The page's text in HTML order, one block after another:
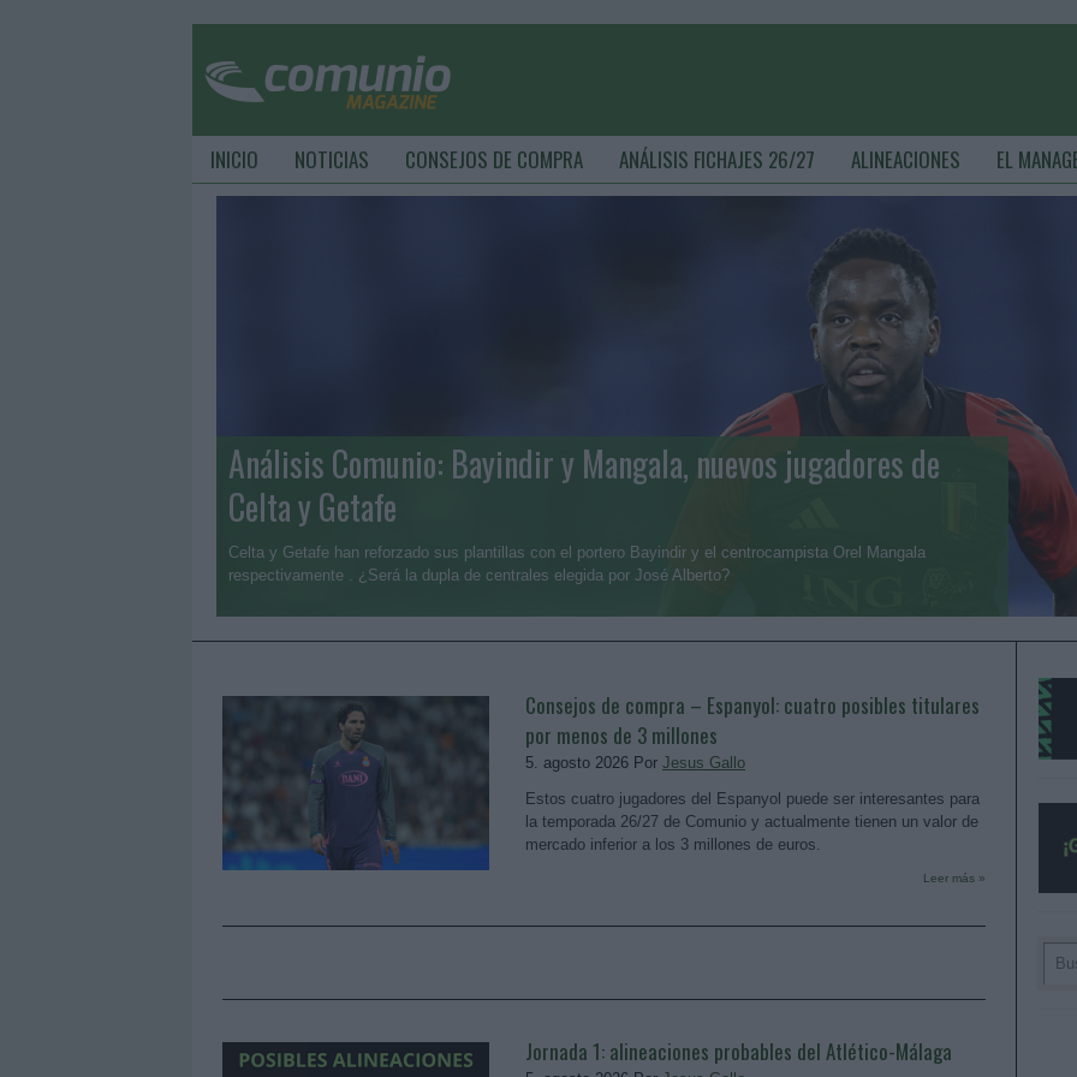
INICIO NOTICIAS CONSEJOS DE COMPRA ANÁLISIS FICHAJES 26/27 ALINEACIONES EL
Análisis Comunio: Bayindir y Mangala, nuevos jugadores de
Celta y Getafe
Celta y Getafe han reforzado sus plantillas con el portero Bayindir y el centrocampista Orel Mangala
respectivamente . ¿Será la dupla de centrales elegida por José Alberto?
Consejos de compra – Espanyol: cuatro posibles titulares
por menos de 3 millones
5. agosto 2026 Por Jesus Gallo
Estos cuatro jugadores del Espanyol puede ser interesantes para
la temporada 26/27 de Comunio y actualmente tienen un valor de
mercado inferior a los 3 millones de euros.
Leer más »
Jornada 1: alineaciones probables del Atlético-Málaga